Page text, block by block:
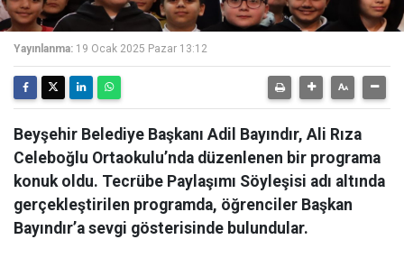
Yayınlanma: 19 Ocak 2025 Pazar 13:12
Beyşehir Belediye Başkanı Adil Bayındır, Ali Rıza
Celeboğlu Ortaokulu’nda düzenlenen bir programa
konuk oldu. Tecrübe Paylaşımı Söyleşisi adı altında
gerçekleştirilen programda, öğrenciler Başkan
Bayındır’a sevgi gösterisinde bulundular.